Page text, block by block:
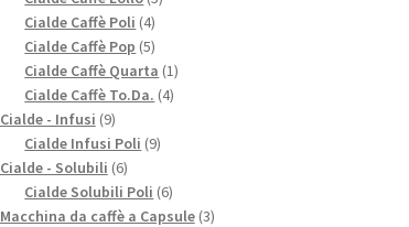
Cialde Caffè Poli 44
prodotti
Cialde Caffè Pop 55
prodotti
Cialde Caffè Quarta 11
Cialde Caffè To.Da. 44
Cialde - Infusi 99
prodotti
Cialde Infusi Poli 99
Cialde - Solubili 66
prodotti
Cialde Solubili Poli 66
prodotti
Macchina da caffè a Capsule 33